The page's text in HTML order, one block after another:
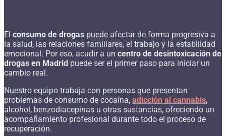
El consumo de drogas puede afectar de forma progresiva a
la salud, las relaciones familiares, el trabajo y la estabilidad
emocional. Por eso, acudir a un centro de desintoxicación de
drogas en Madrid puede ser el primer paso para iniciar un
cambio real.
Nuestro equipo trabaja con personas que presentan
problemas de consumo de cocaína, adicción al cannabis,
alcohol, benzodiacepinas u otras sustancias, ofreciendo un
acompañamiento profesional durante todo el proceso de
recuperación.